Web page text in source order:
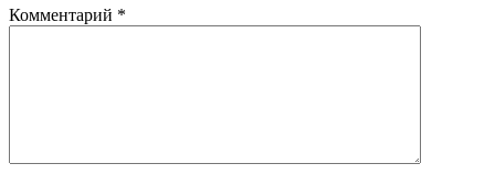
Комментарий *